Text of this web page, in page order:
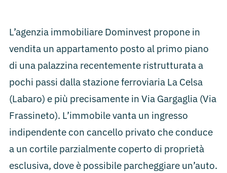
L’agenzia immobiliare Dominvest propone in
vendita un appartamento posto al primo piano
di una palazzina recentemente ristrutturata a
pochi passi dalla stazione ferroviaria La Celsa
(Labaro) e più precisamente in Via Gargaglia (Via
Frassineto). L’immobile vanta un ingresso
indipendente con cancello privato che conduce
a un cortile parzialmente coperto di proprietà
esclusiva, dove è possibile parcheggiare un’auto.